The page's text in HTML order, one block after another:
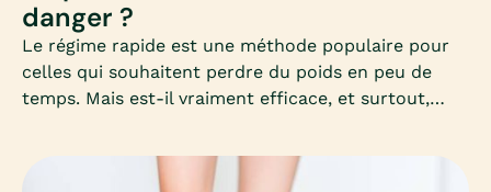
danger ?
Le régime rapide est une méthode populaire pour
celles qui souhaitent perdre du poids en peu de
temps. Mais est-il vraiment efficace, et surtout,
article complet les clés pour comprendre, choisir et
appliquer un régime rapide adapté à vos besoins,